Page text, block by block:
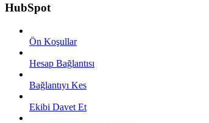
HubSpot
Ön Koşullar
Hesap Bağlantısı
Bağlantıyı Kes
Ekibi Davet Et